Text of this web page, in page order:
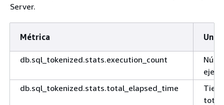
Server.
Métrica
db.sql_tokenized.stats.execution_count
db.sql_tokenized.stats.total_elapsed_time
total